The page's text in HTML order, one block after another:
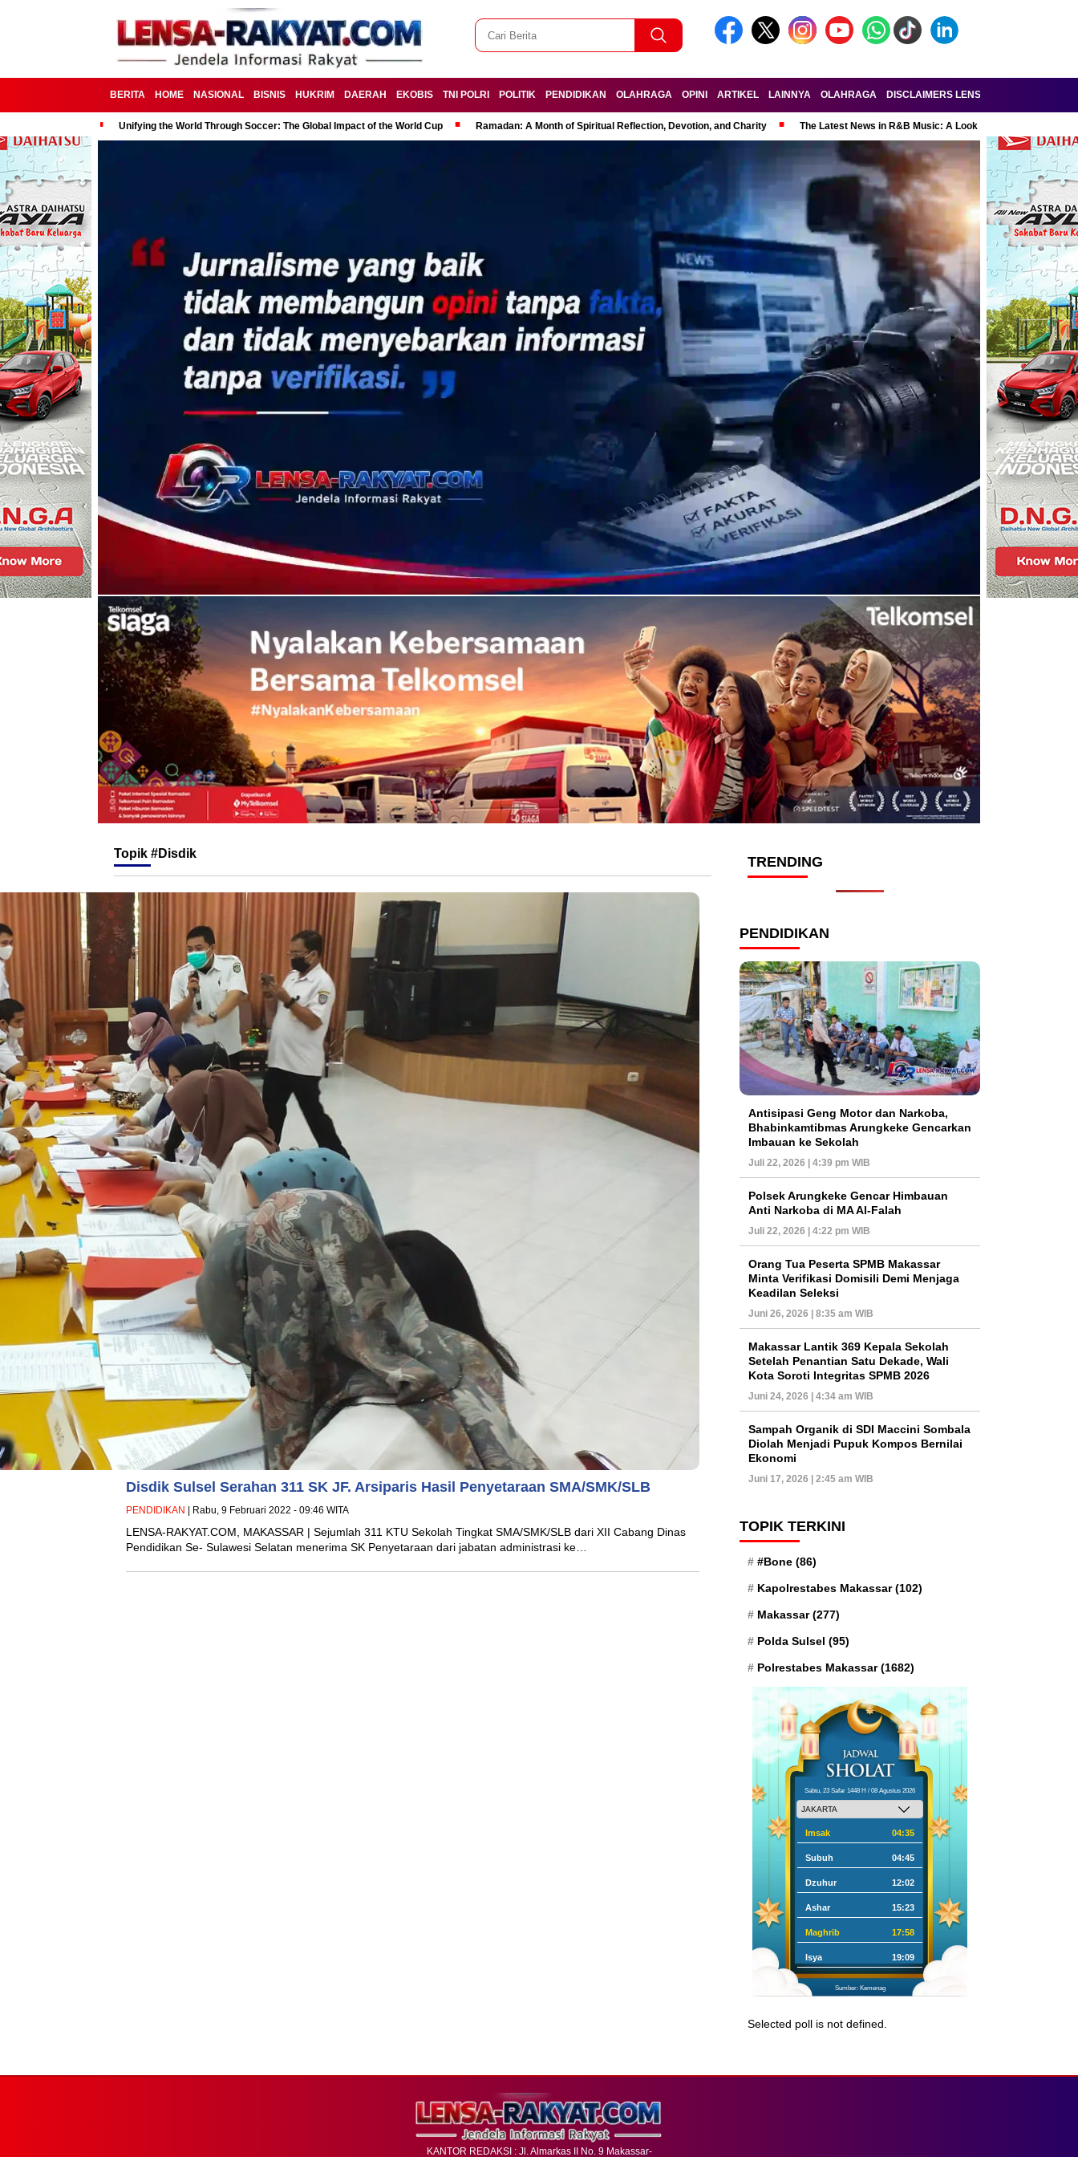
BERITA HOME NASIONAL BISNIS HUKRIM DAERAH EKOBIS TNI POLRI POLITIK PENDIDIKAN OLAHRAGA OPINI ARTIKEL LAINNYA OLAHRAGA DISCLAIMERS LENSA-RAKYAT.COM
Unifying the World Through Soccer: The Global Impact of the World Cup Ramadan: A Month of Spiritual Reflection, Devotion, and Charity The Latest News in R&B Music: A Look at Super Bowl
Topik #Disdik
Disdik Sulsel Serahan 311 SK JF. Arsiparis Hasil Penyetaraan SMA/SMK/SLB
PENDIDIKAN | Rabu, 9 Februari 2022 - 09:46 WITA
LENSA-RAKYAT.COM, MAKASSAR | Sejumlah 311 KTU Sekolah Tingkat SMA/SMK/SLB dari XII Cabang Dinas
Pendidikan Se- Sulawesi Selatan menerima SK Penyetaraan dari jabatan administrasi ke…
TRENDING
PENDIDIKAN
Antisipasi Geng Motor dan Narkoba,
Bhabinkamtibmas Arungkeke Gencarkan
Imbauan ke Sekolah
Juli 22, 2026 | 4:39 pm WIB
Polsek Arungkeke Gencar Himbauan
Anti Narkoba di MA Al-Falah
Juli 22, 2026 | 4:22 pm WIB
Orang Tua Peserta SPMB Makassar
Minta Verifikasi Domisili Demi Menjaga
Keadilan Seleksi
Juni 26, 2026 | 8:35 am WIB
Makassar Lantik 369 Kepala Sekolah
Setelah Penantian Satu Dekade, Wali
Kota Soroti Integritas SPMB 2026
Juni 24, 2026 | 4:34 am WIB
Sampah Organik di SDI Maccini Sombala
Diolah Menjadi Pupuk Kompos Bernilai
Ekonomi
Juni 17, 2026 | 2:45 am WIB
TOPIK TERKINI
#Bone (86)
Kapolrestabes Makassar(102)
Makassar(277)
Polda Sulsel (95)
Polrestabes Makassar(1682)
Sabtu, 23 Safar 1448 H / 08 Agustus 2026
Imsak 04:35
Subuh 04:45
Dzuhur 12:02
Ashar 15:23
Maghrib 17:58
Isya 19:09
Sumber: Kemenag
Selected poll is not defined.
KANTOR REDAKSI : Jl. Almarkas II No. 9 Makassar-